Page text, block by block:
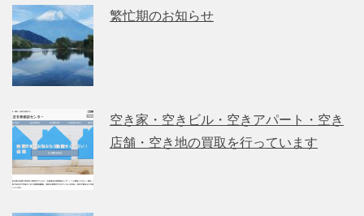
繁忙期のお知らせ
空き家・空きビル・空きアパート・空き
店舗・空き地の買取を行っています